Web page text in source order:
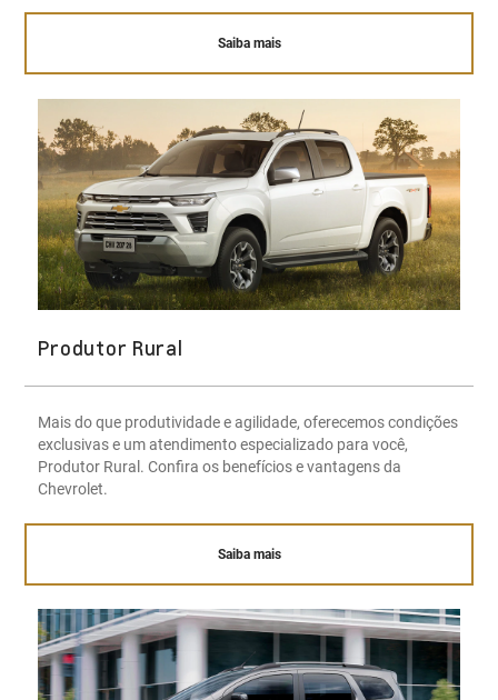
Saiba mais
Produtor Rural
Mais do que produtividade e agilidade, oferecemos condições
exclusivas e um atendimento especializado para você,
Produtor Rural. Confira os benefícios e vantagens da
Chevrolet.
Saiba mais